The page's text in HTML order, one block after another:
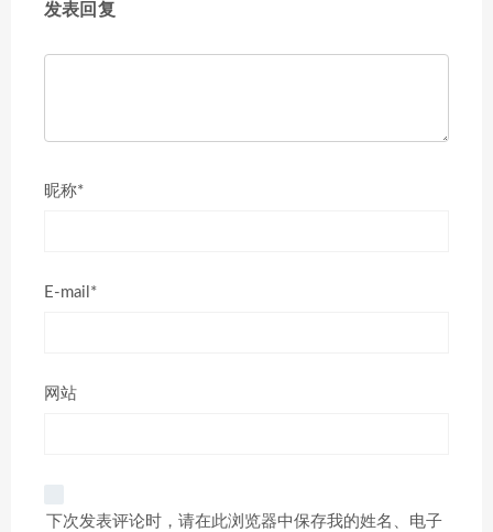
发表回复
昵称*
E-mail*
网站
下次发表评论时，请在此浏览器中保存我的姓名、电子